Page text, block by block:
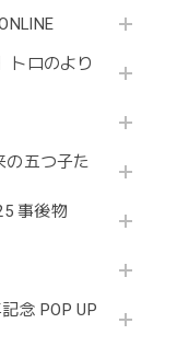
トロのより
五つ子た
事後物
念 POP UP